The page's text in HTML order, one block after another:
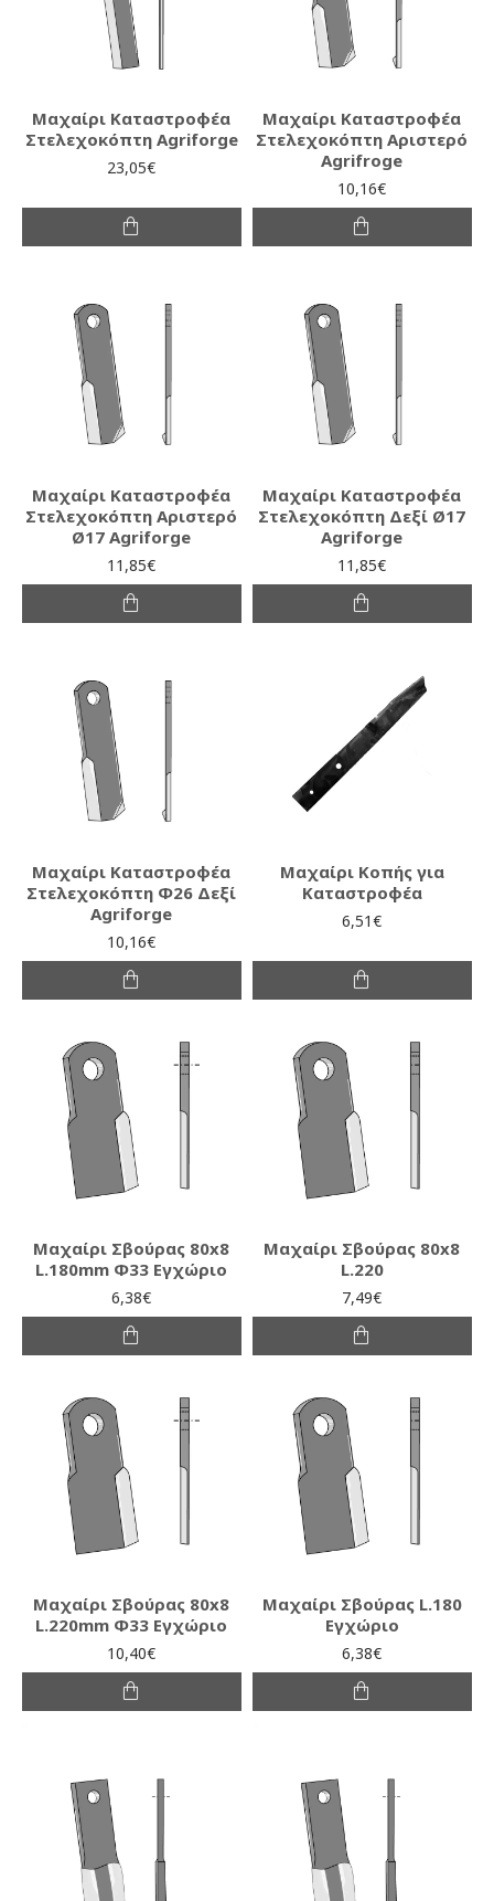
Μαχαίρι Καταστροφέα
Στελεχοκόπτη Agriforge
23,05€
Μαχαίρι Καταστροφέα
Στελεχοκόπτη Αριστερό
Agrifroge
10,16€
Μαχαίρι Καταστροφέα
Στελεχοκόπτη Αριστερό
Ø17 Agriforge
11,85€
Μαχαίρι Καταστροφέα
Στελεχοκόπτη Δεξί Ø17
Agriforge
11,85€
Μαχαίρι Καταστροφέα
Στελεχοκόπτη Φ26 Δεξί
Agriforge
10,16€
Μαχαίρι Κοπής για
Καταστροφέα
6,51€
Μαχαίρι Σβούρας 80x8
L.180mm Φ33 Εγχώριο
6,38€
Μαχαίρι Σβούρας 80x8
L.220
7,49€
Μαχαίρι Σβούρας 80x8
L.220mm Φ33 Εγχώριο
10,40€
Μαχαίρι Σβούρας L.180
Εγχώριο
6,38€